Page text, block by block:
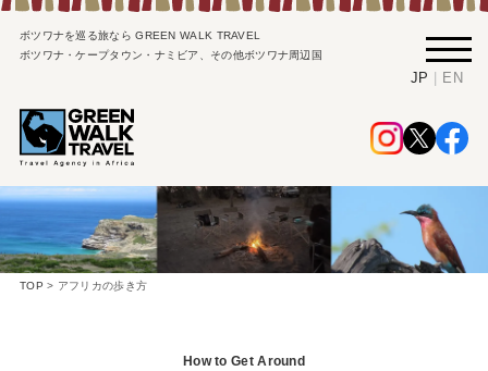
ボツワナを巡る旅なら GREEN WALK TRAVEL
ボツワナ・ケープタウン・ナミビア、その他ボツワナ周辺国
JP | EN
TOP > アフリカの歩き方
How to Get Around